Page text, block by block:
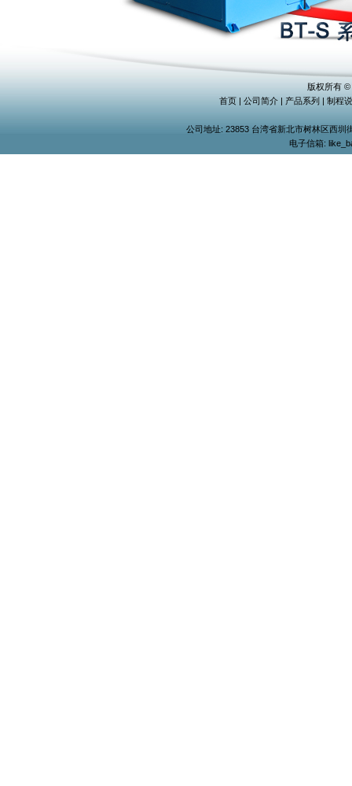
版权所有
首页 | 公司简介| 产品系列 | 制程
公司地址: 23853 台湾省新北市树林区西圳
电子信箱: